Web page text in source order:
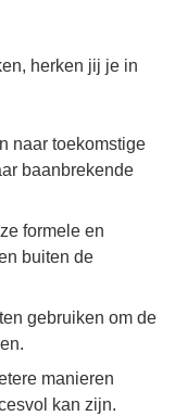
herken jij je in
naar toekomstige
baanbrekende
formele en
buiten de
gebruiken om de
manieren
kan zijn.